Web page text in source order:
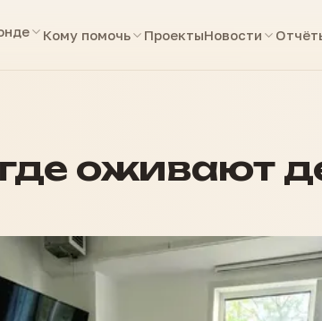
Кому помочь ПроектыНовости
оживают